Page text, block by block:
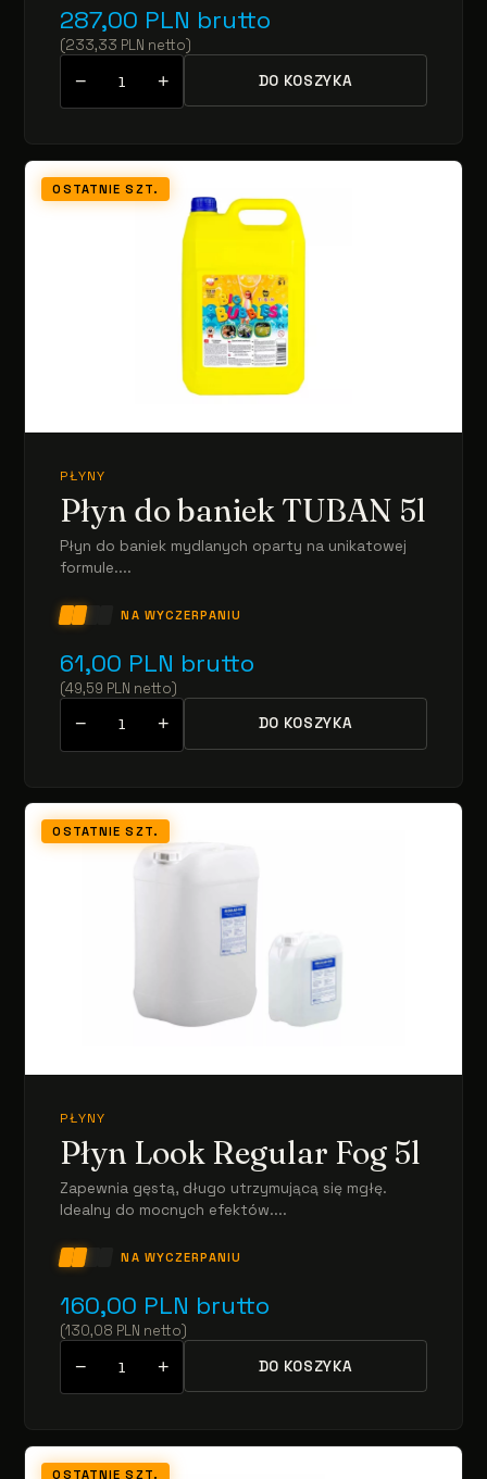
287,00 PLN brutto
(233,33 PLN netto)
− + DO KOSZYKA
OSTATNIE SZT.
PŁYNY
Płyn do baniek TUBAN 5l
Płyn do baniek mydlanych oparty na unikatowej
formule....
NA WYCZERPANIU
61,00 PLN brutto
(49,59 PLN netto)
− + DO KOSZYKA
OSTATNIE SZT.
PŁYNY
Płyn Look Regular Fog 5l
Zapewnia gęstą, długo utrzymującą się mgłę.
Idealny do mocnych efektów....
NA WYCZERPANIU
160,00 PLN brutto
(130,08 PLN netto)
− + DO KOSZYKA
OSTATNIE SZT.